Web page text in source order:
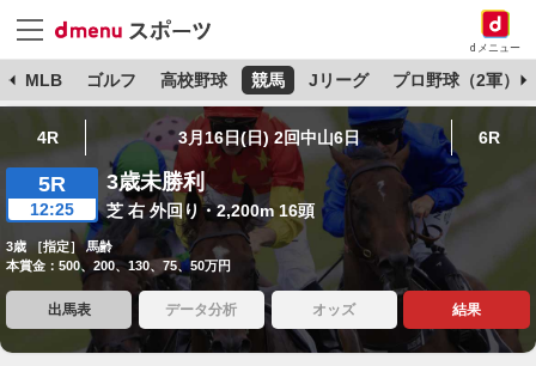
dメニュー
MLB ゴルフ 高校野球 競馬 Jリーグ プロ野球（2軍）
4R 3月16日(日) 2回中山6日 6R
5R
12:25
3歳未勝利
芝 右 外回り・2,200m 16頭
3歳 ［指定］ 馬齢
本賞金：500、200、130、75、50万円
出馬表 データ分析 オッズ 結果